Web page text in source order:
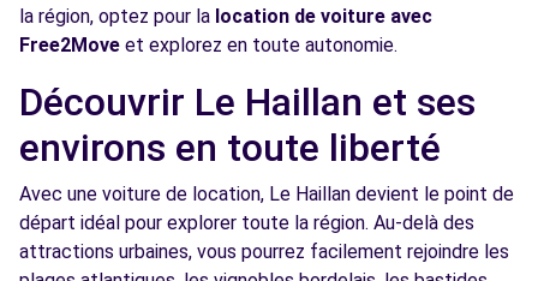
Free2move Rent - S&You - LE BOUSCAT
(D)
AVENUE DE LA LIBERATION CHARLES DE GAULLE
LE BOUSCAT, FR-33, 33110
Voir l'agence
la région, optez pour la location de voiture avec
Free2Move et explorez en toute autonomie.
Découvrir Le Haillan et ses
environs en toute liberté
Avec une voiture de location, Le Haillan devient le point de
départ idéal pour explorer toute la région. Au-delà des
attractions urbaines, vous pourrez facilement rejoindre les